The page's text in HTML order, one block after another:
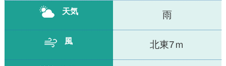
天気 雨
風 北東7ｍ